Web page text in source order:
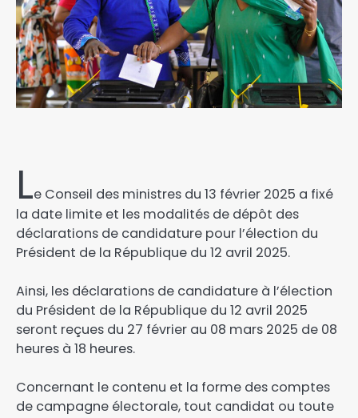
Le Conseil des ministres du 13 février 2025 a fixé
la date limite et les modalités de dépôt des
déclarations de candidature pour l’élection du
Président de la République du 12 avril 2025.
Ainsi, les déclarations de candidature à l’élection
du Président de la République du 12 avril 2025
seront reçues du 27 février au 08 mars 2025 de 08
heures à 18 heures.
Concernant le contenu et la forme des comptes
de campagne électorale, tout candidat ou toute